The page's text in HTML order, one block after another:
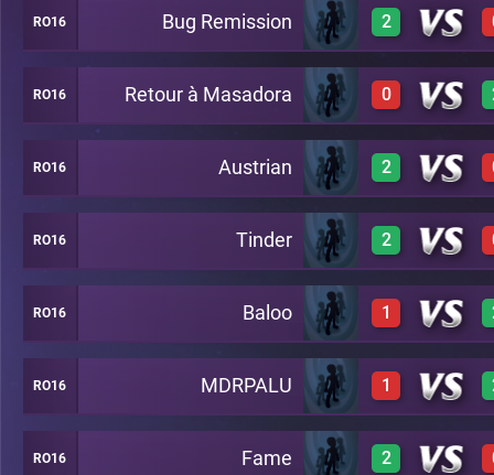
3 A6
3 A4
A19
RO16 Bug Remission 2
3 A6
3 A4
A19
RO16 Retour à Masadora 0
0 A6
0 A4
A19
RO16 Austrian 2
3 A6
3
A19
RO16 Tinder 2
3 A6
3
RO16 Baloo 1
0 A6
RO16 MDRPALU 1
0 A6
RO16 Fame 2